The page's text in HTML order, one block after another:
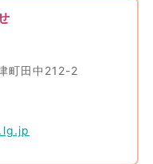
町田中212-2